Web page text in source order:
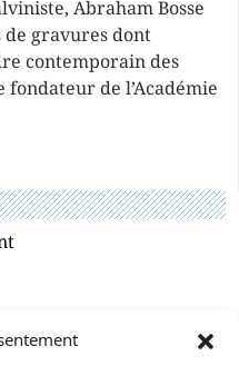
Abraham Bosse
gravures dont
contemporain des
fondateur de l’Académie